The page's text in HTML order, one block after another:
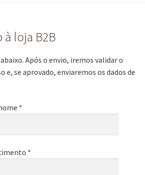
à loja B2B
Após o envio, iremos validar o
e, se aprovado, enviaremos os dados de
*
*